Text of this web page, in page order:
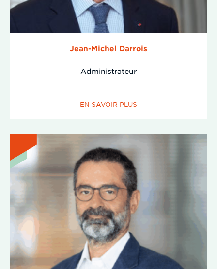
Jean-Michel Darrois
Administrateur
EN SAVOIR PLUS